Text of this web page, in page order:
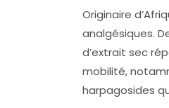
Originaire
analgésiques.
d’extrait sec
mobilité,
harpagosides